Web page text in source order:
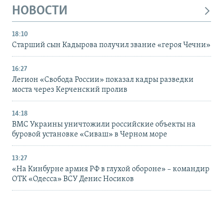
НОВОСТИ
18:10
Старший сын Кадырова получил звание «героя Чечни»
16:27
Легион «Свобода России» показал кадры разведки
моста через Керченский пролив
14:18
ВМС Украины уничтожили российские объекты на
буровой установке «Сиваш» в Черном море
13:27
«На Кинбурне армия РФ в глухой обороне» – командир
ОТК «Одесса» ВСУ Денис Носиков